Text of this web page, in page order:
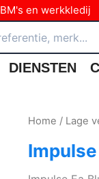
en werkkledij
DIENSTEN
Home / Lage
Impulse